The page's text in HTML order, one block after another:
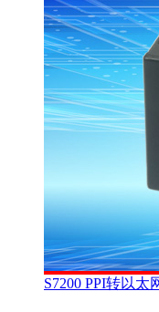
S7200 PPI转以太